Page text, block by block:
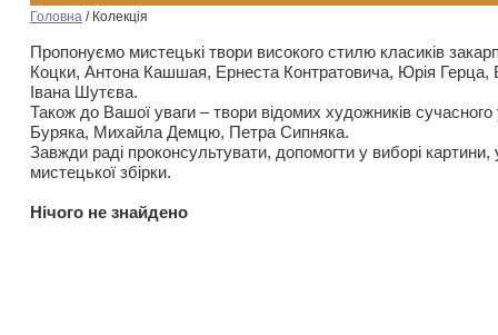
Головна / Колекція
Пропонуємо мистецькі твори високого стилю класиків
Коцки, Антона Кашшая, Ернеста Контратовича, Юрія
Івана Шутєва.
Також до Вашої уваги – твори відомих художників
Буряка, Михайла Демцю, Петра Сипняка.
Завжди раді проконсультувати, допомогти у виборі картини,
мистецької збірки.
Нiчого не знайдено